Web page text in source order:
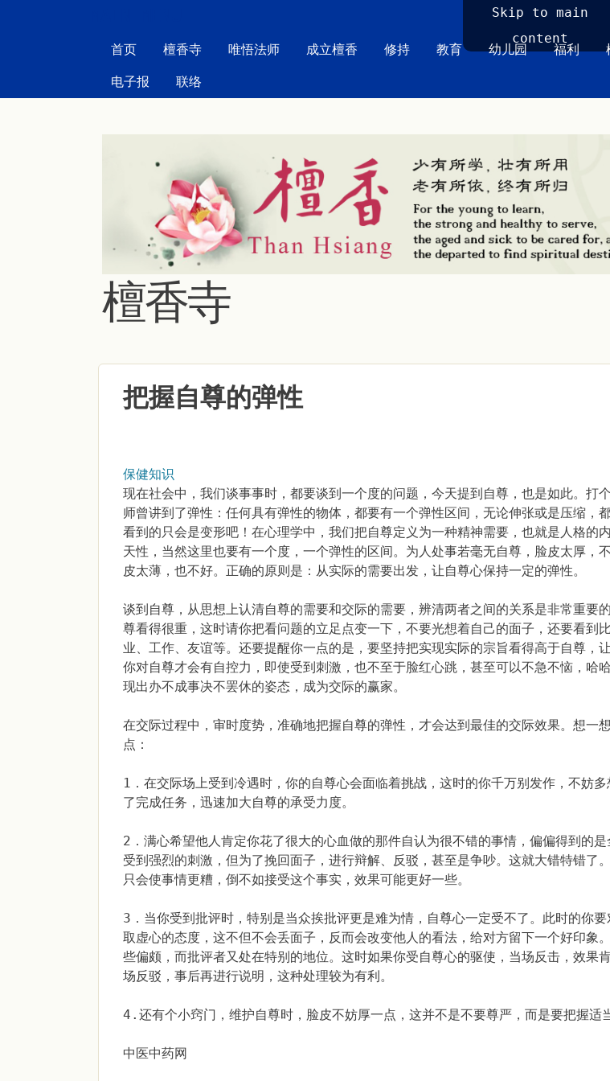
Skip to main
content
首页 檀香寺 唯悟法师 成立檀香 修持 教育 幼儿园 福利
电子报 联络
檀香寺
把握自尊的弹性
保健知识
现在社会中，我们谈事事时，都要谈到一个度的问题，今天提到自尊，也是如此。打
师曾讲到了弹性：任何具有弹性的物体，都要有一个弹性区间，无论伸张或是压缩，
看到的只会是变形吧！在心理学中，我们把自尊定义为一种精神需要，也就是人格的
天性，当然这里也要有一个度，一个弹性的区间。为人处事若毫无自尊，脸皮太厚，
皮太薄，也不好。正确的原则是：从实际的需要出发，让自尊心保持一定的弹性。
谈到自尊，从思想上认清自尊的需要和交际的需要，辨清两者之间的关系是非常重要
尊看得很重，这时请你把看问题的立足点变一下，不要光想着自己的面子，还要看到
业、工作、友谊等。还要提醒你一点的是，要坚持把实现实际的宗旨看得高于自尊，
你对自尊才会有自控力，即使受到刺激，也不至于脸红心跳，甚至可以不急不恼，哈
现出办不成事决不罢休的姿态，成为交际的赢家。
在交际过程中，审时度势，准确地把握自尊的弹性，才会达到最佳的交际效果。想一
点：
1．在交际场上受到冷遇时，你的自尊心会面临着挑战，这时的你千万别发作，不妨
了完成任务，迅速加大自尊的承受力度。
2．满心希望他人肯定你花了很大的心血做的那件自认为很不错的事情，偏偏得到的
受到强烈的刺激，但为了挽回面子，进行辩解、反驳，甚至是争吵。这就大错特错了
只会使事情更糟，倒不如接受这个事实，效果可能更好一些。
3．当你受到批评时，特别是当众挨批评更是难为情，自尊心一定受不了。此时的你
取虚心的态度，这不但不会丢面子，反而会改变他人的看法，给对方留下一个好印象
些偏颇，而批评者又处在特别的地位。这时如果你受自尊心的驱使，当场反击，效果
场反驳，事后再进行说明，这种处理较为有利。
4.还有个小窍门，维护自尊时，脸皮不妨厚一点，这并不是不要尊严，而是要把握适
中医中药网